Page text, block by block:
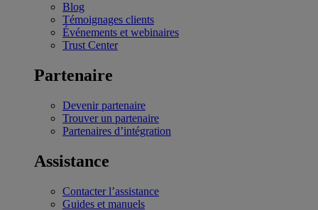
Blog
Témoignages clients
Événements et webinaires
Trust Center
Partenaire
Devenir partenaire
Trouver un partenaire
Partenaires d’intégration
Assistance
Contacter l’assistance
Guides et manuels